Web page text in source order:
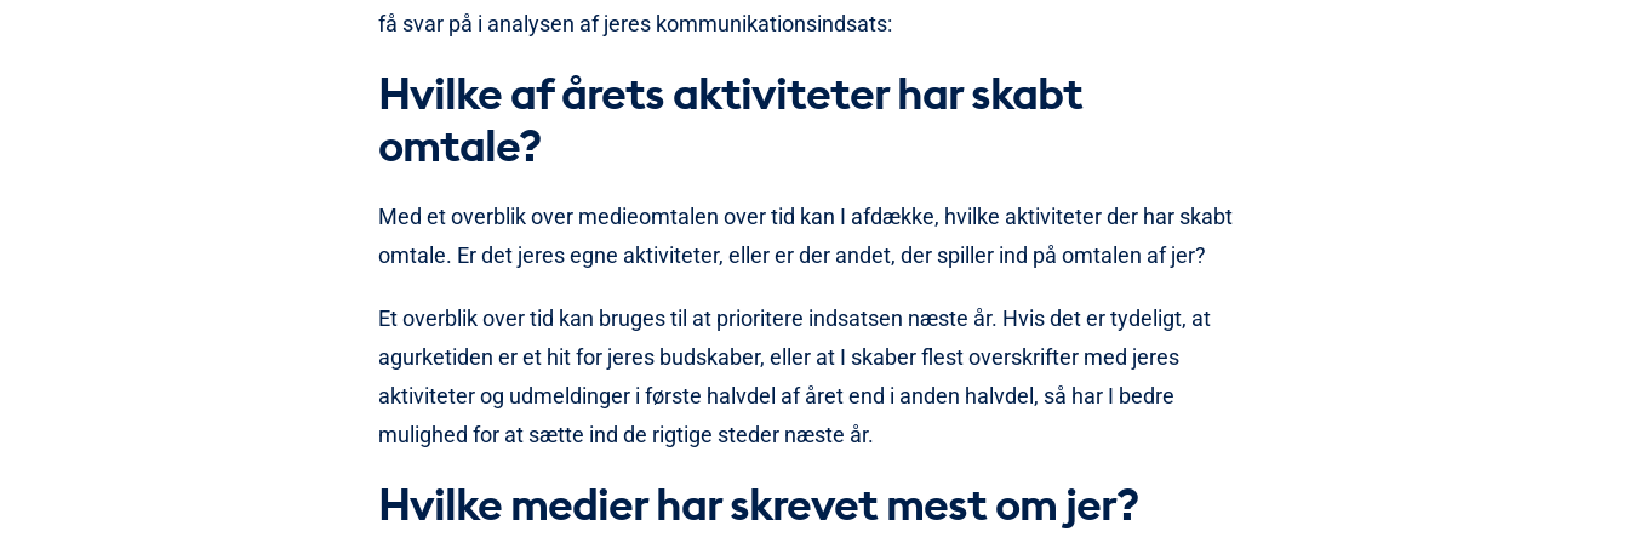
få svar på i analysen af jeres kommunikationsindsats:
Hvilke af årets aktiviteter har skabt
omtale?
Med et overblik over medieomtalen over tid kan I afdække, hvilke aktiviteter der har skabt
omtale. Er det jeres egne aktiviteter, eller er der andet, der spiller ind på omtalen af jer?
Et overblik over tid kan bruges til at prioritere indsatsen næste år. Hvis det er tydeligt, at
agurketiden er et hit for jeres budskaber, eller at I skaber flest overskrifter med jeres
aktiviteter og udmeldinger i første halvdel af året end i anden halvdel, så har I bedre
mulighed for at sætte ind de rigtige steder næste år.
Hvilke medier har skrevet mest om jer?